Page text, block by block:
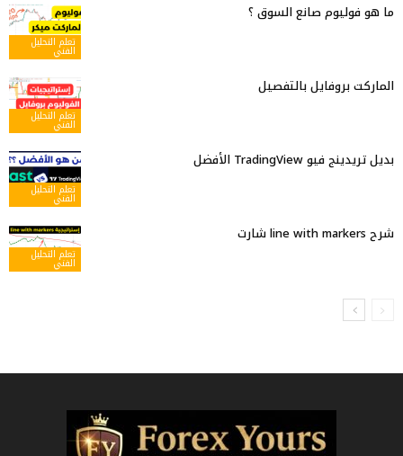
تعلم التحليل
الفني
ما هو فوليوم صانع السوق ؟
تعلم التحليل
الفني
الماركت بروفايل بالتفصيل
تعلم التحليل
الفني
بديل تريدينج فيو TradingView الأفضل
تعلم التحليل
الفني
شرح line with markers شارت